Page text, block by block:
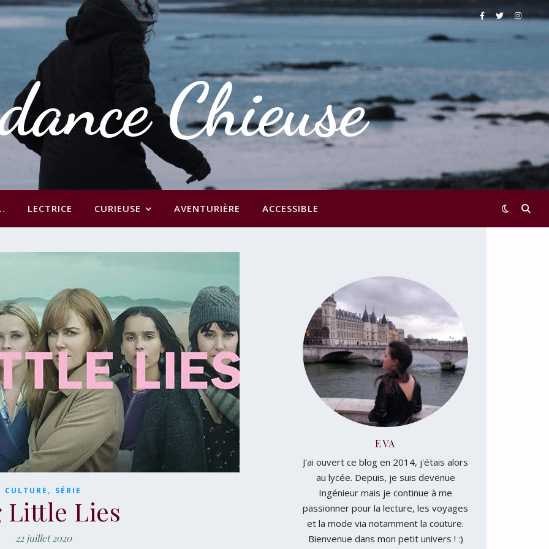
Chieuse
LECTRICE CURIEUSE AVENTURIÈRE ACCESSIBLE
CULTURE , SÉRIE
Little Lies
22 juillet 2020
EVA
J'ai ouvert ce blog en 2014, j'étais alors
au lycée. Depuis, je suis devenue
Ingénieur mais je continue à me
passionner pour la lecture, les voyages
et la mode via notamment la couture.
Bienvenue dans mon petit univers ! :)